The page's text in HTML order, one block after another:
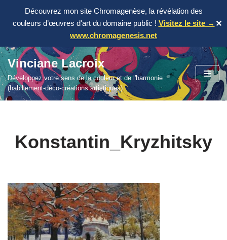
Découvrez mon site Chromagenèse, la révélation des
couleurs d’œuvres d'art du domaine public ! Visitez le site →
www.chromagenesis.net
✕
Aller
au
contenu
Vinciane Lacroix
Développez votre sens de la couleur et de l'harmonie
(habillement-déco-créations artistiques)
Konstantin_Kryzhitsky